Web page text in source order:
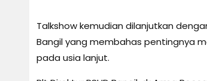
Talkshow kemudian dilanjutkan
Bangil yang membahas pentingnya
pada usia lanjut.